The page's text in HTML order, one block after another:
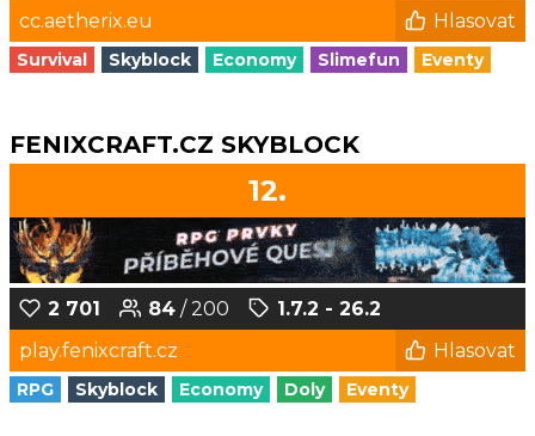
cc.aetherix.eu
Hlasovat
Survival Skyblock Economy Slimefun Eventy
FENIXCRAFT.CZ SKYBLOCK
12.
2 701 84 / 200
1.7.2 - 26.2
play.fenixcraft.cz
Hlasovat
RPG Skyblock Economy Doly Eventy